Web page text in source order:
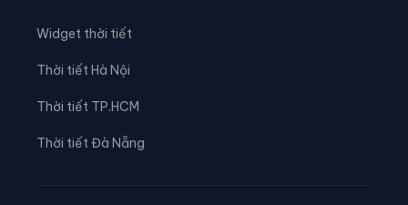
Widget thời tiết
Thời tiết Hà Nội
Thời tiết TP.HCM
Thời tiết Đà Nẵng